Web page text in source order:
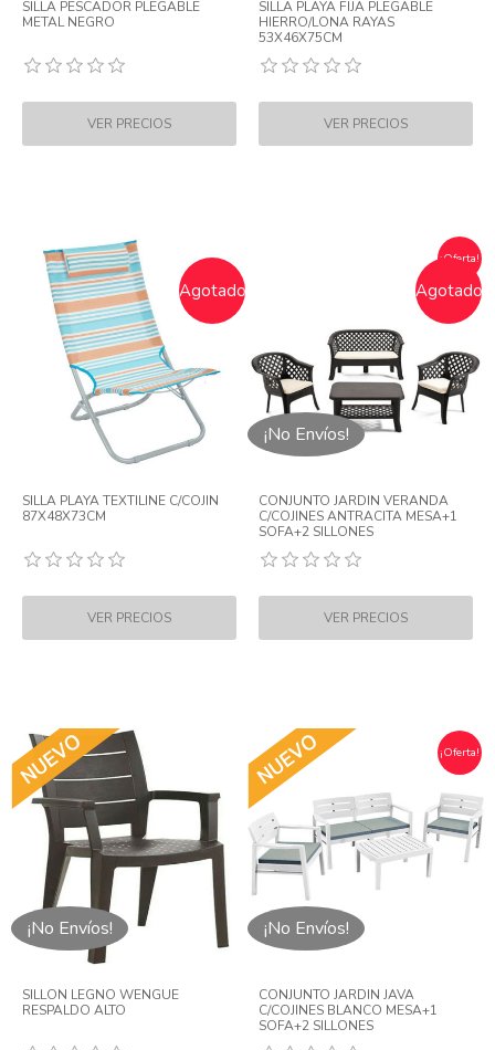
SILLA PESCADOR PLEGABLE
METAL NEGRO
SILLA PLAYA FIJA PLEGABLE
HIERRO/LONA RAYAS
53X46X75CM
Agotado
SILLA PLAYA TEXTILINE C/COJIN
87X48X73CM
¡Oferta!
Agotado
¡No Envíos!
CONJUNTO JARDIN VERANDA
C/COJINES ANTRACITA MESA+1
SOFA+2 SILLONES
¡No Envíos!
SILLON LEGNO WENGUE
RESPALDO ALTO
¡Oferta!
¡No Envíos!
CONJUNTO JARDIN JAVA
C/COJINES BLANCO MESA+1
SOFA+2 SILLONES